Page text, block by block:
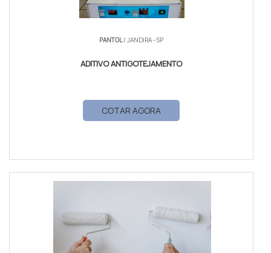
PANTOL/ JANDIRA - SP
ADITIVO ANTIGOTEJAMENTO
COTAR AGORA